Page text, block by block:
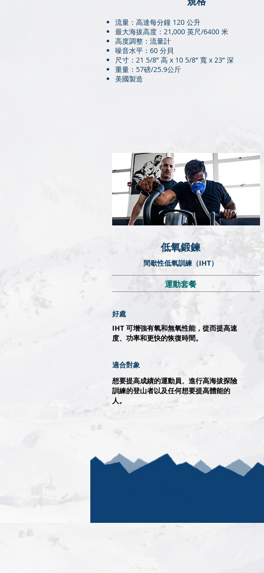
流量：高達每分鐘 120 公升
最大海拔高度：21,000 英尺/6400 米
高度調整：流量計
噪音水平：60 分貝
尺寸：21 5/8” 高 x 10 5/8” 寬 x 23” 深
重量：57磅/25.9公斤
美國製造
​低氧鍛鍊
間歇性低氧訓練（IHT）
運動套餐
好處
IHT 可增強有氧和無氧性能，從而提高速
度、功率和更快的恢復時間。
適合對象
想要提高成績的運動員、進行高海拔探險
訓練的登山者以及任何想要提高體能的
人。